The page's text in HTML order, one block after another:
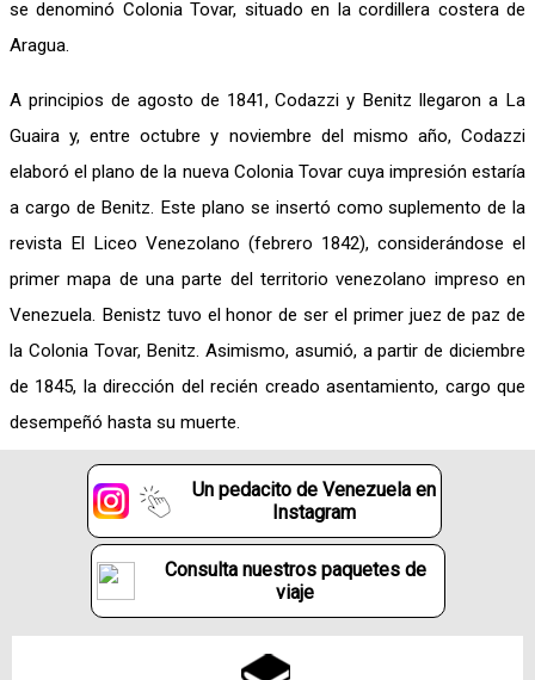
se denominó Colonia Tovar, situado en la cordillera costera de
Aragua.
A principios de agosto de 1841, Codazzi y Benitz llegaron a La
Guaira y, entre octubre y noviembre del mismo año, Codazzi
elaboró el plano de la nueva Colonia Tovar cuya impresión estaría
a cargo de Benitz. Este plano se insertó como suplemento de la
revista El Liceo Venezolano (febrero 1842), considerándose el
primer mapa de una parte del territorio venezolano impreso en
Venezuela. Benistz tuvo el honor de ser el primer juez de paz de
la Colonia Tovar, Benitz. Asimismo, asumió, a partir de diciembre
de 1845, la dirección del recién creado asentamiento, cargo que
desempeñó hasta su muerte.
Un pedacito de Venezuela en
Instagram
Consulta nuestros paquetes de
viaje